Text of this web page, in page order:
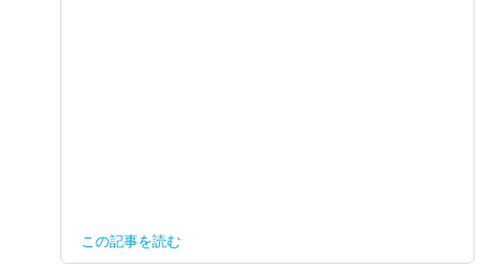
この記事を読む